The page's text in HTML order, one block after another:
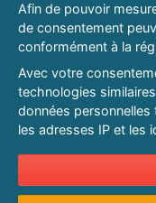
Notre page
Notre page
Notre page
Notre page
© 2026
Afin de pouvoir
de consentement
conformément à la
Avec votre
technologies
données personnelles
les adresses IP et les
sur l'intérêt légitime à
».